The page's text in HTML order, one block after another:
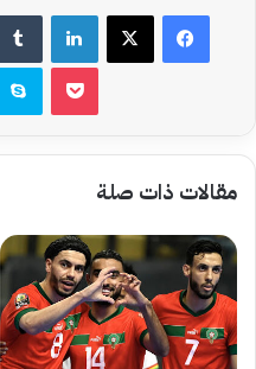
فيسبوك‫X لينكدإن
‫Pocket
مقالات ذات صلة